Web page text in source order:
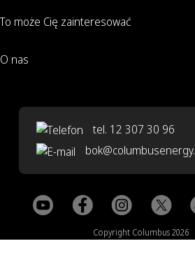
To może Cię zainteresować
O nas
tel. 12 307 30 96
Copyright Columbus 2026